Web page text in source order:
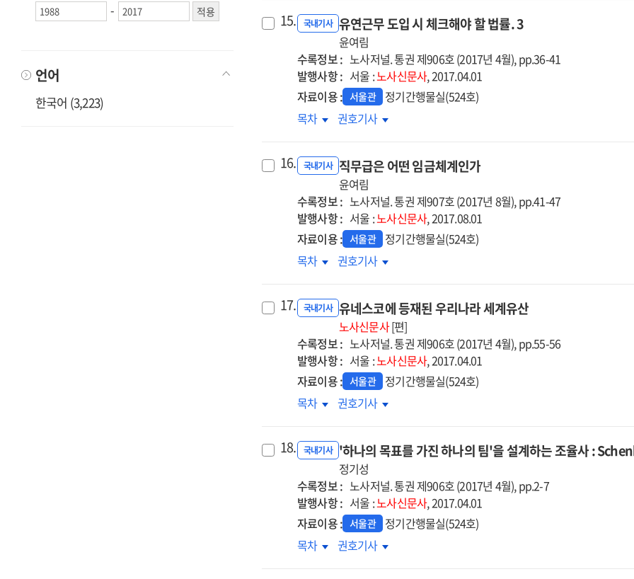
-
언어
한국어 (3,223)
근로자성
인정여부에
대한
고찰
근로자성
인정여부에
대한
고찰
15. 국내기사 유연근무 도입 시 체크해야 할 법률. 3
윤여림
수록정보 : 노사저널. 통권 제906호 (2017년 4월), pp.36-41
발행사항 : 서울 :노사신문사, 2017.04.01
자료이용 : 서울관 정기간행물실(524호)
유연근무
체크해야
법률.
3
목차
유연근무
체크해야
할
법률.
3
권호기사
16. 국내기사 직무급은 어떤 임금체계인가
윤여림
수록정보 : 노사저널. 통권 제907호 (2017년 8월), pp.41-47
발행사항 : 서울 :노사신문사, 2017.08.01
자료이용 : 서울관 정기간행물실(524호)
직무급은
목차
직무급은
권호기사
17. 국내기사 유네스코에 등재된 우리나라 세계유산
노사신문사[편]
수록정보 : 노사저널. 통권 제906호 (2017년 4월), pp.55-56
발행사항 : 서울 :노사신문사, 2017.04.01
자료이용 : 서울관 정기간행물실(524호)
유네스코에
세계유산
목차
유네스코에
세계유산
권호기사
18. 국내기사 '하나의 목표를 가진 하나의 팀'을 설계하는 조율사 :
정기성
수록정보 : 노사저널. 통권 제906호 (2017년 4월), pp.2-7
발행사항 : 서울 :노사신문사, 2017.04.01
자료이용 : 서울관 정기간행물실(524호)
'하나의
목차
'하나의
권호기사